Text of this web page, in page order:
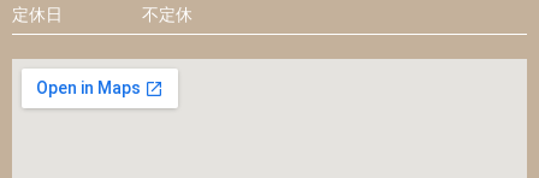
定休日 不定休